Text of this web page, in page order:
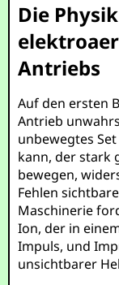
Die
Antriebs
Auf den ersten
Antrieb
unbewegtes
kann, der stark
bewegen,
Fehlen
Maschinerie
Ion, der in
Impuls, und
unsichtbarer